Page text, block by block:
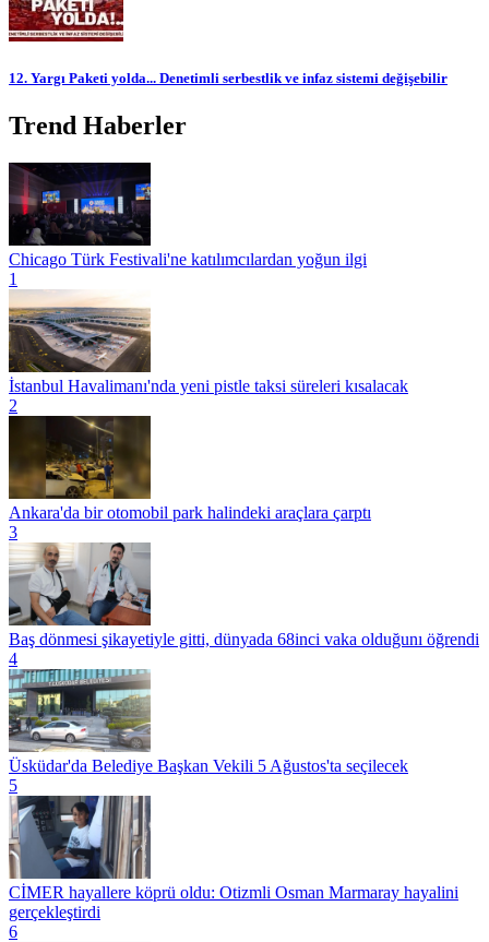
12. Yargı Paketi yolda... Denetimli serbestlik ve infaz sistemi değişebilir
Trend Haberler
Chicago Türk Festivali'ne katılımcılardan yoğun ilgi
1
İstanbul Havalimanı'nda yeni pistle taksi süreleri kısalacak
2
Ankara'da bir otomobil park halindeki araçlara çarptı
3
Baş dönmesi şikayetiyle gitti, dünyada 68inci vaka olduğunı öğrendi
4
Üsküdar'da Belediye Başkan Vekili 5 Ağustos'ta seçilecek
5
CİMER hayallere köprü oldu: Otizmli Osman Marmaray hayalini
gerçekleştirdi
6